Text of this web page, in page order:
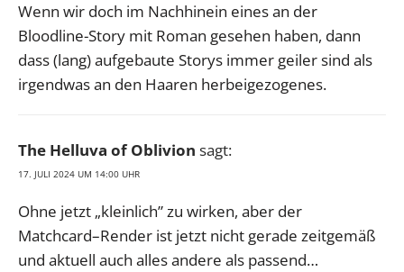
Wenn wir doch im Nachhinein eines an der
Bloodline-Story mit Roman gesehen haben, dann
dass (lang) aufgebaute Storys immer geiler sind als
irgendwas an den Haaren herbeigezogenes.
The Helluva of Oblivion sagt:
17. JULI 2024 UM 14:00 UHR
Ohne jetzt „kleinlich” zu wirken, aber der
Matchcard–Render ist jetzt nicht gerade zeitgemäß
und aktuell auch alles andere als passend…